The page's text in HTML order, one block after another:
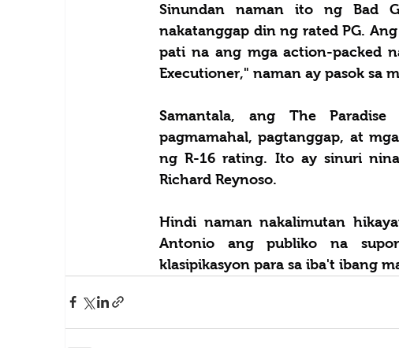
Sinundan naman ito ng Bad
nakatanggap din ng rated PG.
pati na ang mga action-packed
Executioner," naman ay pasok sa
Samantala, ang The
pagmamahal, pagtanggap, at
ng R-16 rating. Ito ay sinuri
Richard Reynoso.
Hindi naman nakalimutan
Antonio ang publiko na
klasipikasyon para sa iba't ibang